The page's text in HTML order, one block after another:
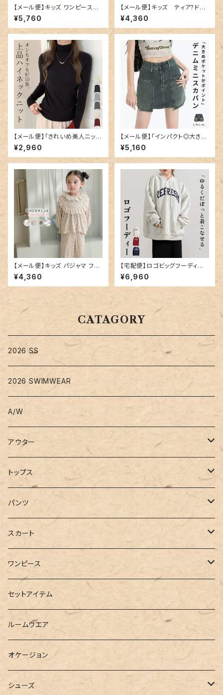
【メール便】キッズ ワンピース水
着 レトロガーリー リボン フリル
／kids551
¥5,760
【メール便】キッズ ティア?ドタ
ンキニ水着／kids458
¥4,360
【メール便】「きれいめ美人ニッ
ト」ニット レディース きれいめ
ハイネック トップス／tops232
5
¥2,960
【メール便】「インパクト◎大き目
ポケット」デニム ミニスカート 韓
国ファッション デニムスカート ミ
ニ／skirt070
¥5,160
【メール便】キッズ パジャマ フリ
ル 長袖 女の子／roomwear2
62
¥4,360
【宅配便】ロゴビッグフーディー
／tops2070
¥6,960
CATAGORY
2026 SS
2026 SWIMWEAR
A/W
アウター
コート
ジャケット
ブルゾン
ロングシャツ
ダウンジャケット
ベスト
トップス
Tシャツ
カットソー
半袖
スウェット・パーカー
ニット
シャツ
ブラウス
カーディガン
パンツ
デニム
スキニー
ショートパンツ
ハーフパンツ
スウェット
ジャージ
スカート
ロング
ミニ
その他
ワンピース
シャツワンピース
スウェットワンピース
パーカーワンピース
ニットワンピース
セットアイテム
ルームウエア
オケージョン
シューズ